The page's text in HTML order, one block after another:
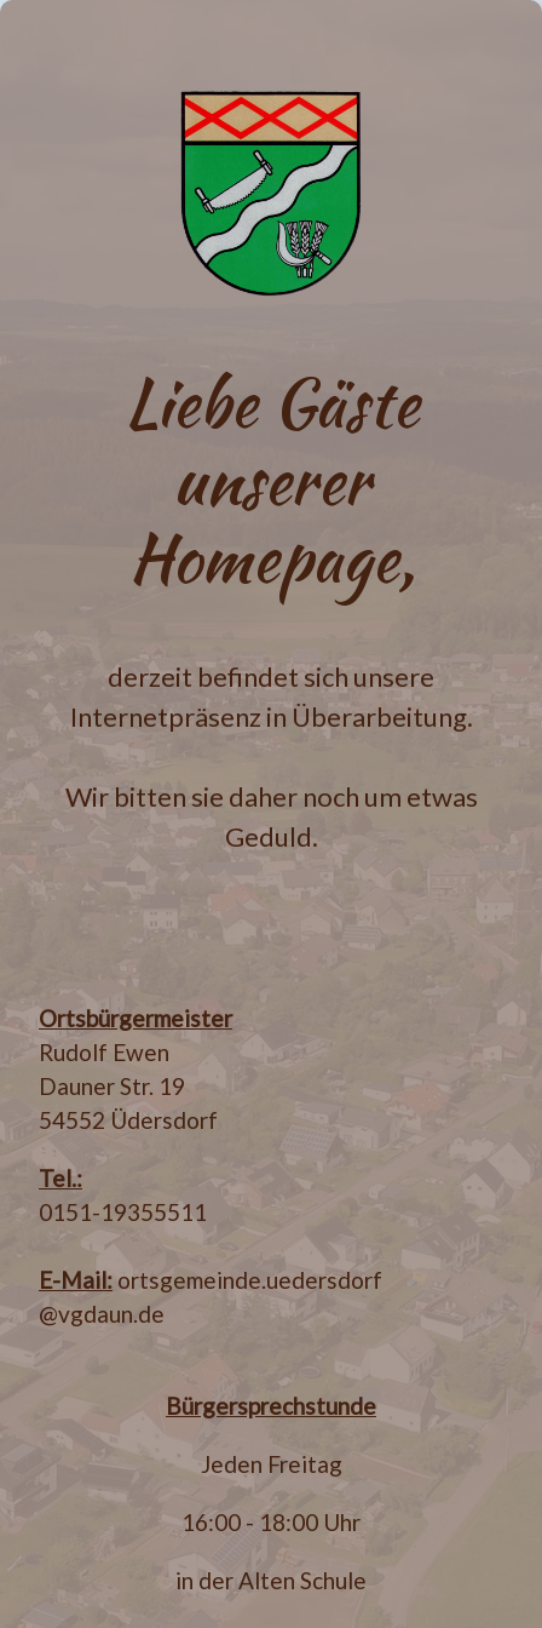
Liebe Gäste
unserer
Homepage,
derzeit befindet sich unsere
Internetpräsenz in Überarbeitung.
Wir bitten sie daher noch um etwas
Geduld.
Ortsbürgermeister
Rudolf Ewen
Dauner Str. 19
54552 Üdersdorf
Tel.:
0151-19355511
E-Mail: ortsgemeinde.uedersdorf
@vgdaun.de
Bürgersprechstunde
Jeden Freitag
16:00 - 18:00 Uhr
in der Alten Schule